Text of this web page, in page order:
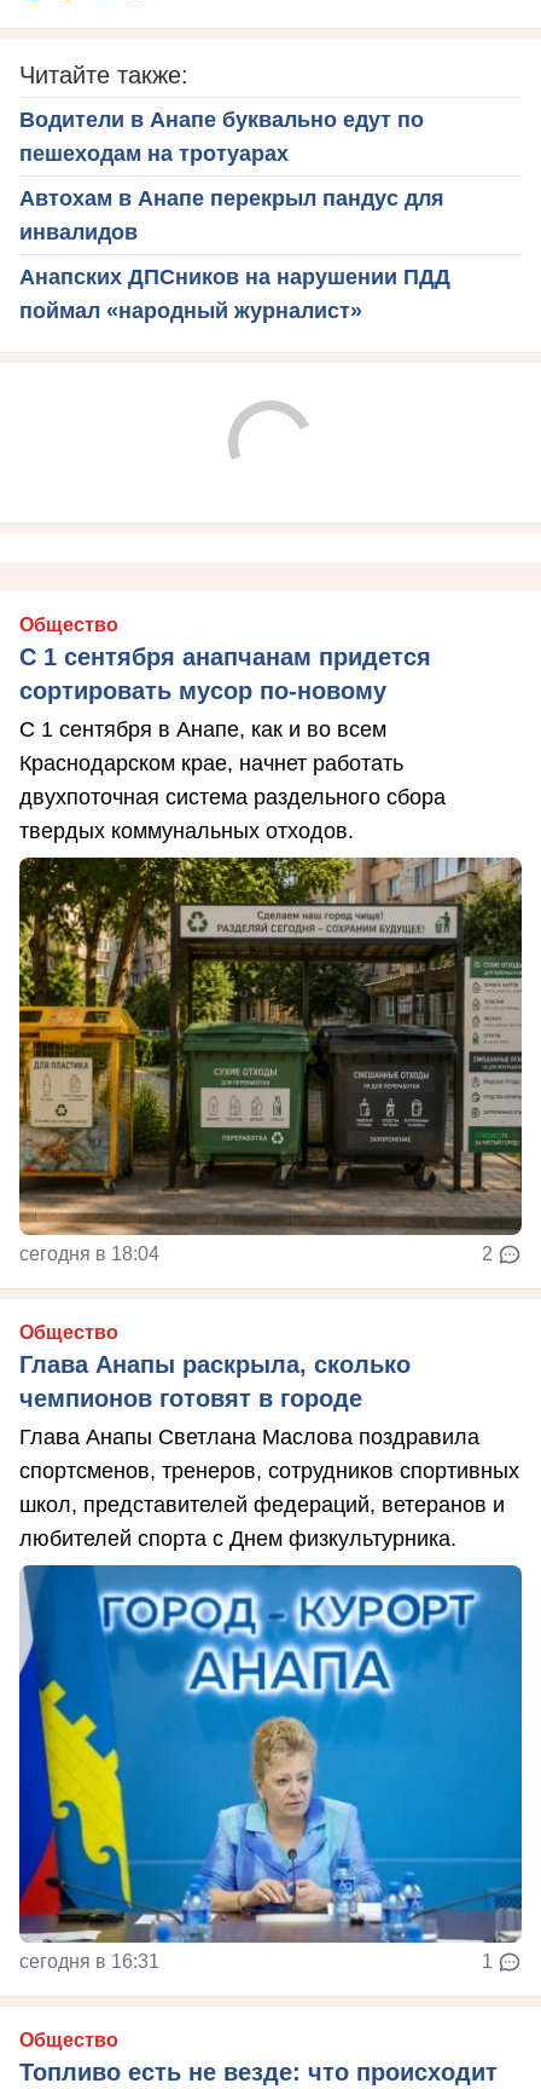
Читайте также:
Водители в Анапе буквально едут по
пешеходам на тротуарах
Автохам в Анапе перекрыл пандус для
инвалидов
Анапских ДПСников на нарушении ПДД
поймал «народный журналист»
Общество
С 1 сентября анапчанам придется
сортировать мусор по-новому
С 1 сентября в Анапе, как и во всем
Краснодарском крае, начнет работать
двухпоточная система раздельного сбора
твердых коммунальных отходов.
сегодня в 18:04 2
Общество
Глава Анапы раскрыла, сколько
чемпионов готовят в городе
Глава Анапы Светлана Маслова поздравила
спортсменов, тренеров, сотрудников спортивных
школ, представителей федераций, ветеранов и
любителей спорта с Днем физкультурника.
сегодня в 16:31 1
Общество
Топливо есть не везде: что происходит